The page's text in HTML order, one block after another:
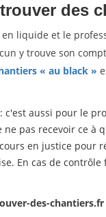
des
liquide et le
y trouve son
« au black »
c'est aussi pour le
pas recevoir ce
en justice pour
En cas de
des-chantiers.fr